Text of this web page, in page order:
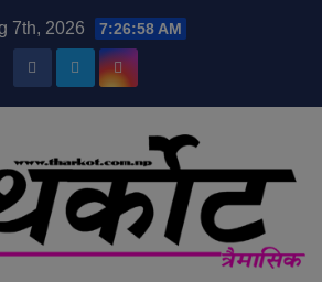
7th, 2026 7:26:59 AM
modal-check